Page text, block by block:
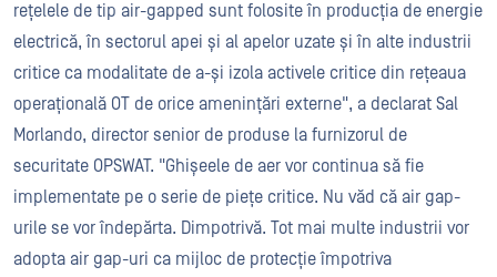
rețelele de tip air-gapped sunt folosite în producția de energie
electrică, în sectorul apei și al apelor uzate și în alte industrii
critice ca modalitate de a-și izola activele critice din rețeaua
operațională OT de orice amenințări externe", a declarat Sal
Morlando, director senior de produse la furnizorul de
securitate OPSWAT. "Ghișeele de aer vor continua să fie
implementate pe o serie de piețe critice. Nu văd că air gap-
urile se vor îndepărta. Dimpotrivă. Tot mai multe industrii vor
adopta air gap-uri ca mijloc de protecție împotriva